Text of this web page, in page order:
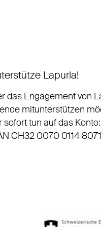
Lapurla!
das Engagement von
mitunterstützen
sofort tun auf das Konto:
CH32 0070 0114